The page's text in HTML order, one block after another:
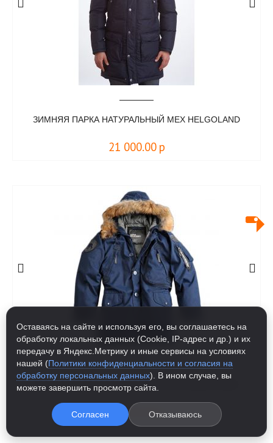
ЗИМНЯЯ ПАРКА НАТУРАЛЬНЫЙ МЕХ HELGOLAND
21 000.00 р
ПАРКА POLAR JACKET DOWN ALPHA INDUSTRIES
19 000.00р
Оставаясь на сайте и используя его, вы соглашаетесь на
обработку локальных данных (Cookie, IP-адрес и др.) и их
передачу в Яндекс.Метрику и иные сервисы на условиях
нашей (Политики конфиденциальности и согласия на
обработку персональных данных). В ином случае, вы
можете завершить просмотр сайта.
Согласен Отказываюсь